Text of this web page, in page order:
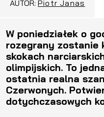
AUTOR: Piotr Janas
W poniedziałek o
rozegrany zostanie
skokach
olimpijskich. To
ostatnia realna
Czerwonych.
dotychczasowych